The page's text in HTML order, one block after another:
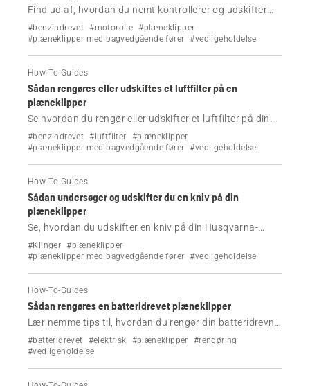
Find ud af, hvordan du nemt kontrollerer og udskifter
motorolie på en Husqvarna-plæneklipper og gør dit
produkt klar til starten på sæsonen.
#benzindrevet #motorolie #plæneklipper
#plæneklipper med bagvedgående fører
#vedligeholdelse
How-To-Guides
Sådan rengøres eller udskiftes et luftfilter på en
plæneklipper
Se hvordan du rengør eller udskifter et luftfilter på din
plæneklipper.
#benzindrevet #luftfilter
#plæneklipper
#plæneklipper med bagvedgående fører
#vedligeholdelse
How-To-Guides
Sådan undersøger og udskifter du en kniv på din
plæneklipper
Se, hvordan du udskifter en kniv på din Husqvarna-
plæneklipper.
#Klinger #plæneklipper
#plæneklipper med bagvedgående fører
#vedligeholdelse
How-To-Guides
Sådan rengøres en batteridrevet plæneklipper
Lær nemme tips til, hvordan du rengør din batteridrevne
plæneklipper fra Husqvarna.
#batteridrevet #elektrisk #plæneklipper
#rengøring
#vedligeholdelse